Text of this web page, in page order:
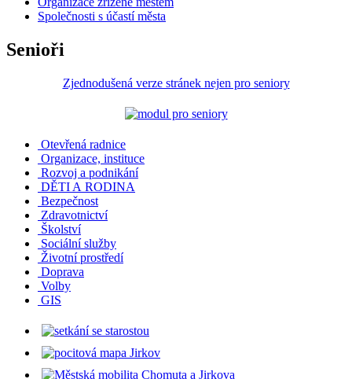
Společnosti s účastí města
Senioři
Zjednodušená verze stránek nejen pro seniory
Otevřená radnice
Organizace, instituce
Rozvoj a podnikání
DĚTI A RODINA
Bezpečnost
Zdravotnictví
Školství
Sociální služby
Životní prostředí
Doprava
Volby
GIS